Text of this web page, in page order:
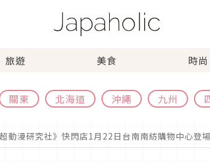
旅遊 美食 時尚
關東 北海道 沖繩 九州
動漫研究社》快閃店1月22日台南南紡購物中心登場